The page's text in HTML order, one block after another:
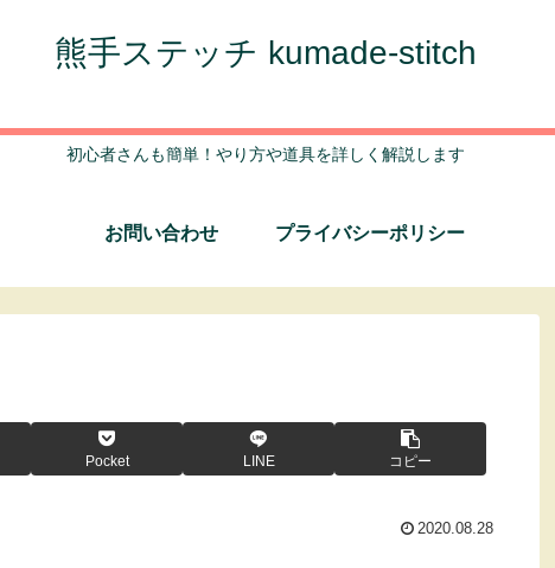
熊手ステッチ kumade-stitch
初心者さんも簡単！やり方や道具を詳しく解説します
お問い合わせ プライバシーポリシー
Pocket LINE コピー
2020.08.28